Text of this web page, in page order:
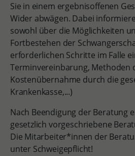
Sie in einem ergebnisoffenen
Wider abwägen. Dabei
sowohl über die Möglichkeiten
Fortbestehen der
erforderlichen Schritte im Falle
Terminvereinbarung, Methoden
Kostenübernahme durch die
Krankenkasse,...)
Nach Beendigung der Beratung
gesetzlich vorgeschriebene
Die Mitarbeiter*innen der
unter Schweigepflicht!